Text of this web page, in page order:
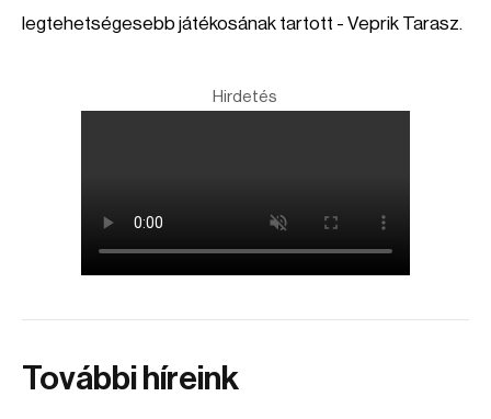
legtehetségesebb játékosának tartott - Veprik Tarasz.
Hirdetés
További híreink